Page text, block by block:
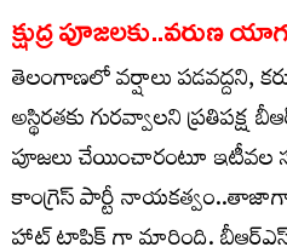
క్షుద్ర పూజలకు..వరుణ
తెలంగాణలో వర్షాలు పడవద్దని,
అస్థిరతకు గురవ్వాలని ప్రతిపక్ష
పూజలు చేయించారంటూ ఇటీవల
కాంగ్రెస్ పార్టీ